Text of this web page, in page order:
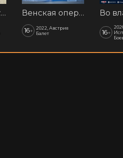
Наум. Предчувствия Венская опера: Времена года
16+
2022, Австрия
Балет
16+